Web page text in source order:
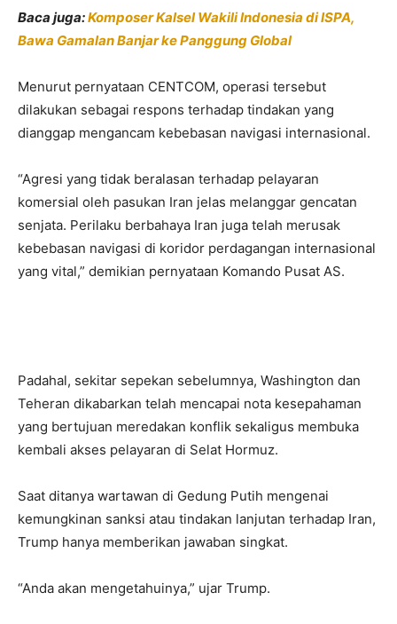
Baca juga:Komposer Kalsel Wakili Indonesia di ISPA,
Bawa Gamalan Banjar ke Panggung Global
Menurut pernyataan CENTCOM, operasi tersebut
dilakukan sebagai respons terhadap tindakan yang
dianggap mengancam kebebasan navigasi internasional.
“Agresi yang tidak beralasan terhadap pelayaran
komersial oleh pasukan Iran jelas melanggar gencatan
senjata. Perilaku berbahaya Iran juga telah merusak
kebebasan navigasi di koridor perdagangan internasional
yang vital,” demikian pernyataan Komando Pusat AS.
Padahal, sekitar sepekan sebelumnya, Washington dan
Teheran dikabarkan telah mencapai nota kesepahaman
yang bertujuan meredakan konflik sekaligus membuka
kembali akses pelayaran di Selat Hormuz.
Saat ditanya wartawan di Gedung Putih mengenai
kemungkinan sanksi atau tindakan lanjutan terhadap Iran,
Trump hanya memberikan jawaban singkat.
“Anda akan mengetahuinya,” ujar Trump.